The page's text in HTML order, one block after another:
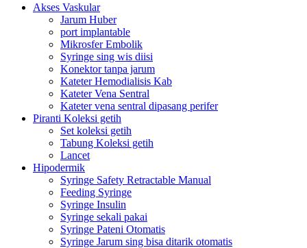
Akses Vaskular
Jarum Huber
port implantable
Mikrosfer Embolik
Syringe sing wis diisi
Konektor tanpa jarum
Kateter Hemodialisis Kab
Kateter Vena Sentral
Kateter vena sentral dipasang perifer
Piranti Koleksi getih
Set koleksi getih
Tabung Koleksi getih
Lancet
Hipodermik
Syringe Safety Retractable Manual
Feeding Syringe
Syringe Insulin
Syringe sekali pakai
Syringe Pateni Otomatis
Syringe Jarum sing bisa ditarik otomatis